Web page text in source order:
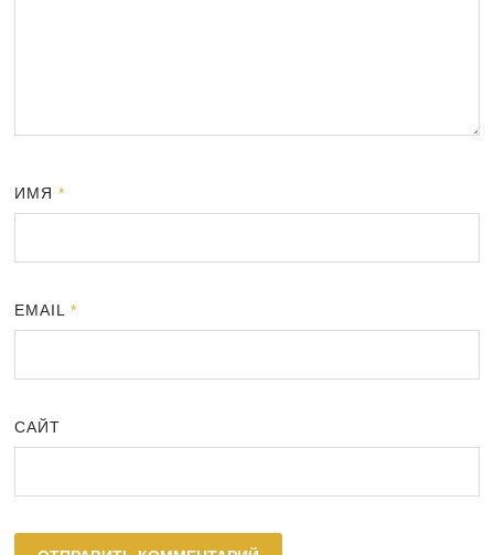
ИМЯ*
EMAIL*
САЙТ